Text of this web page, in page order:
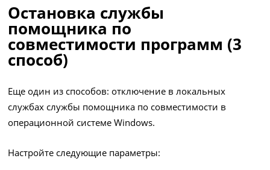
Остановка службы
помощника по
совместимости программ (3
способ)
Еще один из способов: отключение в локальных
службах службы помощника по совместимости в
операционной системе Windows.
Настройте следующие параметры: